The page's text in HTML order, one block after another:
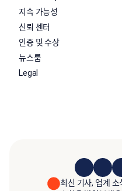
지속 가능성
신뢰 센터
인증 및 수상
뉴스룸
Legal
최신 기사, 업계